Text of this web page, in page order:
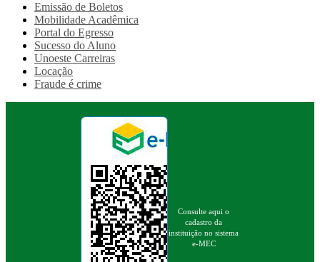
Emissão de Boletos
Mobilidade Acadêmica
Portal do Egresso
Sucesso do Aluno
Unoeste Carreiras
Locação
Fraude é crime
Consulte aqui o
cadastro da
instituição no sistema
e-MEC